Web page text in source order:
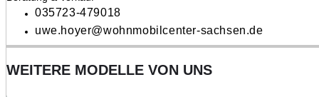
035723-479018
uwe.hoyer@wohnmobilcenter-sachsen.de
WEITERE MODELLE VON UNS